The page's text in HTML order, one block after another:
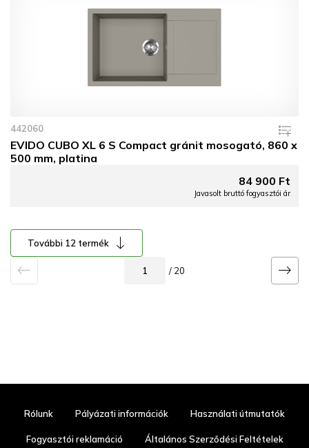
442060
EVIDO CUBO XL 6 S Compact gránit mosogató, 860 x
500 mm, platina
84 900 Ft
Javasolt bruttó fogyasztói ár
További 12 termék
/ 20
Rólunk Pályázati információk Használati útmutatók
Fogyasztói reklamáció Általános Szerződési Feltételek